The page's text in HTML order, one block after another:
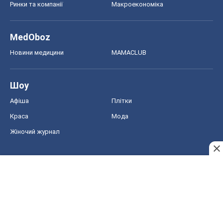
Ринки та компанії Макроекономіка
MedOboz
Новини медицини MAMACLUB
Шоу
Афіша Плітки
Краса Мода
Жіночий журнал